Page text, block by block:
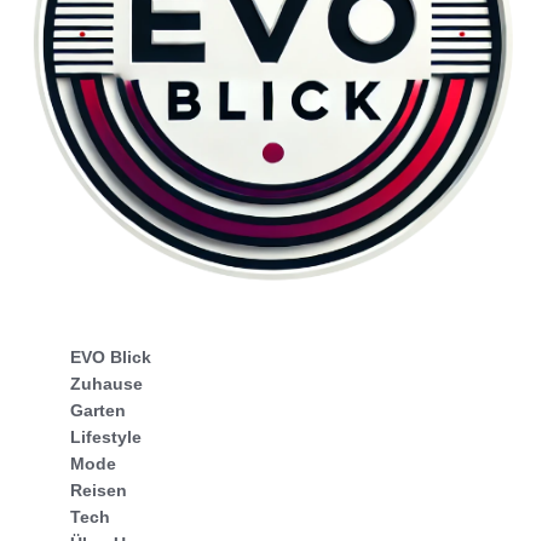
EVO Blick
Zuhause
Garten
Lifestyle
Mode
Reisen
Tech